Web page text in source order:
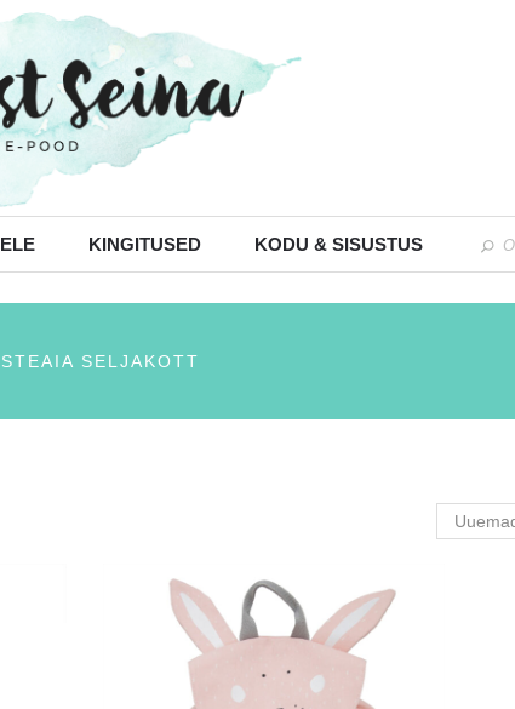
KINGITUSED KODU & SISUSTUS
SELJAKOTT